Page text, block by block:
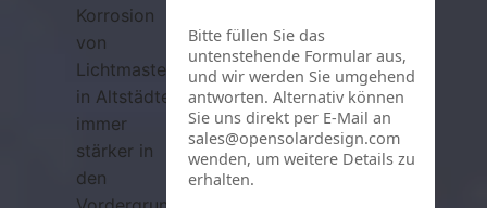
Korrosion
von
Lichtmasten
in Altstädten
immer
stärker in
den